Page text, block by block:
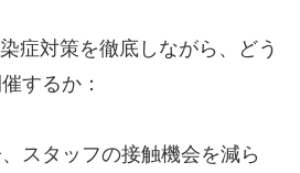
症対策を徹底しながら、どう
するか：
スタッフの接触機会を減ら